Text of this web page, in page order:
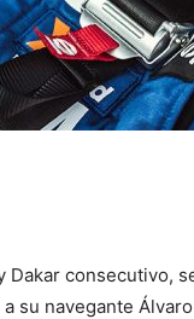
Dakar consecutivo,
su navegante